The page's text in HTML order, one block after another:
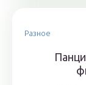
Разное